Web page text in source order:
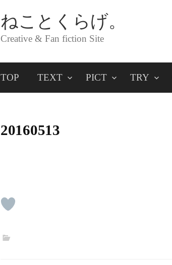
ねことくらげ。
Creative & Fan fiction Site
TOP TEXT PICT TRY
20160513